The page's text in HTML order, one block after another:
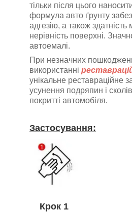
тільки після цього
формула авто ґрунту
адгезію, а також
нерівність поверхні.
автоемалі.
При незначних
використанні
унікальне реставраційне
усунення подряпин і
покритті автомобіля.
Застосування:
Крок 1